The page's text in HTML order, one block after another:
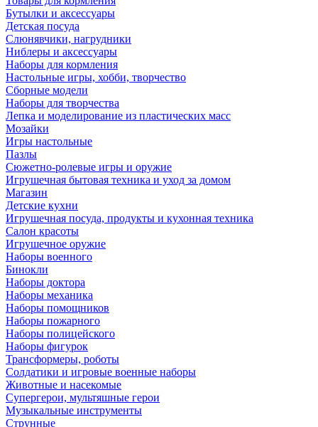
Бутылки и аксессуары
Детская посуда
Слюнявчики, нагрудники
Ниблеры и аксессуары
Наборы для кормления
Настольные игры, хобби, творчество
Сборные модели
Наборы для творчества
Лепка и моделирование из пластических масс
Мозайки
Игры настольные
Пазлы
Сюжетно-ролевые игры и оружие
Игрушечная бытовая техника и уход за домом
Магазин
Детские кухни
Игрушечная посуда, продукты и кухонная техника
Салон красоты
Игрушечное оружие
Наборы военного
Бинокли
Наборы доктора
Наборы механика
Наборы помощников
Наборы пожарного
Наборы полицейского
Наборы фигурок
Трансформеры, роботы
Солдатики и игровые военные наборы
Животные и насекомые
Супергерои, мультяшные герои
Музыкальные инструменты
Струнные